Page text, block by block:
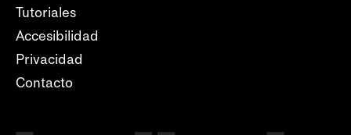
Tutoriales
Accesibilidad
Privacidad
Contacto